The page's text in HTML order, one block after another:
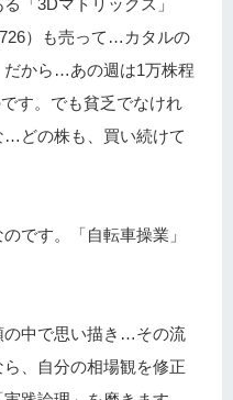
）も売って…カタルの
だから…あの週は1万株程
す。でも貧乏でなけれ
…どの株も、買い続けて
です。「自転車操業」
の中で思い描き…その流
、自分の相場観を修正